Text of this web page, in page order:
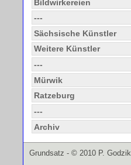
Bildwirkereien
---
Sächsische Künstler
Weitere Künstler
---
Mürwik
Ratzeburg
---
Archiv
Grundsatz - © 2010 P. Godzik